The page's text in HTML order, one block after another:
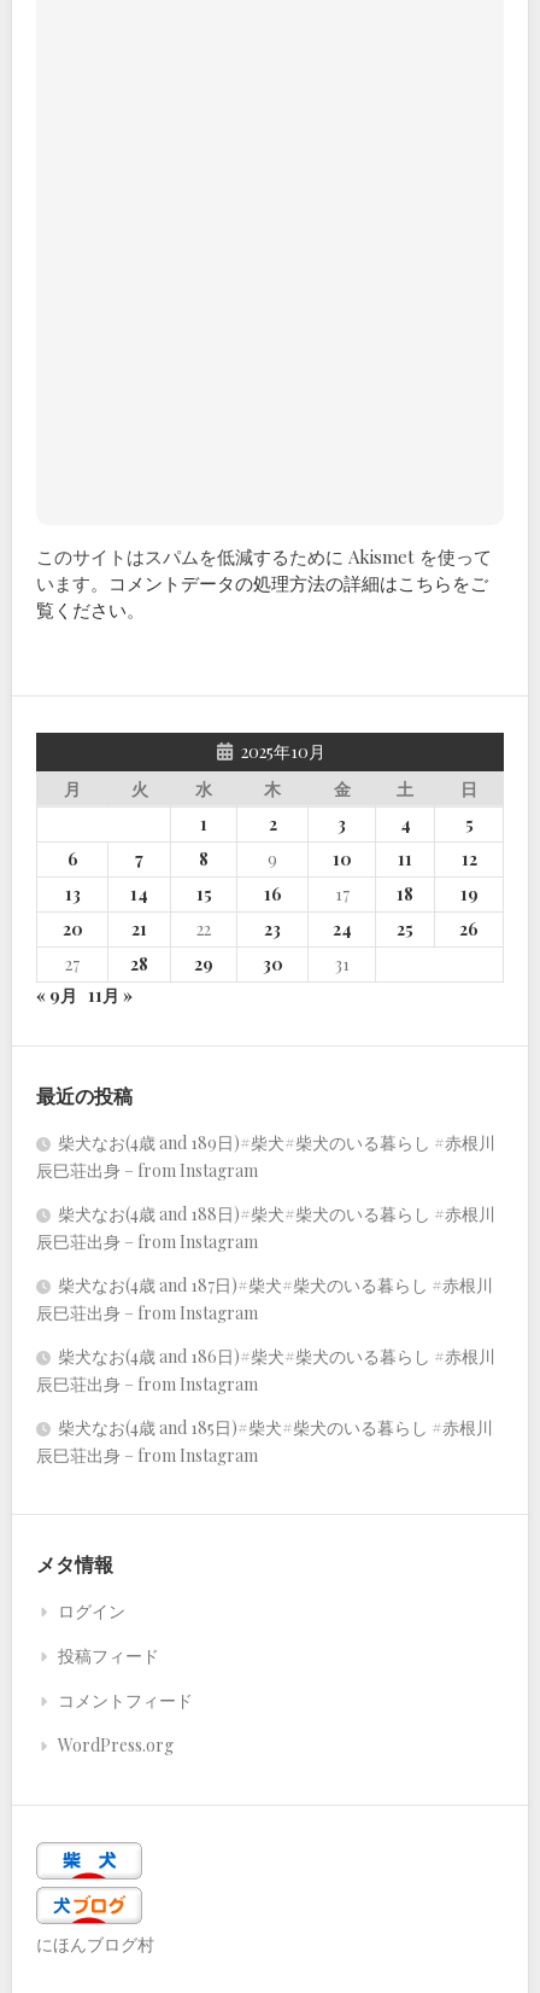
このサイトはスパムを低減するために Akismet を使って
います。 コメントデータの処理方法の詳細はこちらをご
覧ください。
2025年10月
月
火 水 木 金 土
日
1
2 3 4
5
6
7 8 9 10 11
12
13
14 15 16 17 18
19
20
21 22 23 24 25
26
27
28 29 30
31
« 9月 11月 »
最近の投稿
柴犬なお(4歳 and 189日)#柴犬#柴犬のいる暮らし #赤根川
辰巳荘出身 – from Instagram
柴犬なお(4歳 and 188日)#柴犬#柴犬のいる暮らし #赤根川
辰巳荘出身 – from Instagram
柴犬なお(4歳 and 187日)#柴犬#柴犬のいる暮らし #赤根川
辰巳荘出身 – from Instagram
柴犬なお(4歳 and 186日)#柴犬#柴犬のいる暮らし #赤根川
辰巳荘出身 – from Instagram
柴犬なお(4歳 and 185日)#柴犬#柴犬のいる暮らし #赤根川
辰巳荘出身 – from Instagram
メタ情報
ログイン
投稿フィード
コメントフィード
WordPress.org
にほんブログ村